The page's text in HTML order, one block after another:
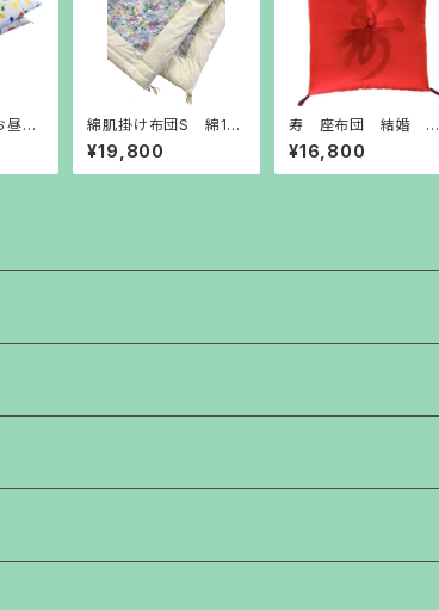
昼
ツ＊
綿肌掛け布団S 綿10
0％ シングル(側サイ
ズ150㎝×200㎝) 自
社工場 職人手造り
¥19,800
寿 座布団 結婚 お
祝い事 自社工場製
正絹 長寿 慶事
¥16,800